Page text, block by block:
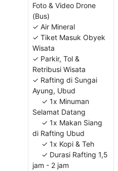
Foto & Video Drone
(Bus)
✓ Air Mineral
✓ Tiket Masuk Obyek
Wisata
✓ Parkir, Tol &
Retribusi Wisata
✓ Rafting di Sungai
Ayung, Ubud
✓ 1x Minuman
Selamat Datang
✓ 1x Makan Siang
di Rafting Ubud
✓ 1x Kopi & Teh
✓ Durasi Rafting 1,5
jam - 2 jam